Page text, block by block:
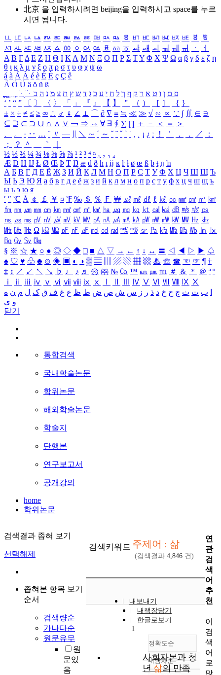
北京 을 입력하시려면 beijing을 입력하시고 space를 누르
시면 됩니다.
ㅥ ㅦ ㅧ ㅨ ㅩ ㅪ ㅫ ㅬ ㅭ ㅮ ㅯ ㅰ ㅱ ㅲ ㅳ ㅴ ㅵ ㅶ ㅷ ㅸ
ㅹ
ㅺ ㅻ ㅼ ㅽ ㅾ ㅿ ㆀ ㆁ ㆂ ㆃ ㆄ ㆅ ㆆ ㆇ ㆈ ㆉ ㆊ ㆋ ㆌ ㆍ
ㆎ
Α Β ΓΔ Ε Ζ Η Θ Ι ΚΛ Μ Ν Ξ Ο Π Ρ Σ ΤΥ Φ Χ Ψ Ω α β γ δ ε ζ η
θ ι κ λ μ ν ξ ο π ρ σ τ υ φ χ ψ ω
á à Á À é è É È ç Ç ê
Ä Ö Ü ä ö ü ß
ִֶֹ ֻּ ׁׂ פ ם ן ו ט א ר ק ף ך ל ח י ע כ ג ד ש ץ ת צ מ נ ה ב
‘ ’ “ ” 〔 〕 〈 〉 「 」 『 』 【 】 ＂ （ ） ［ ］ ｛ ｝
± × ÷ ≠ ≤ ≥ ∞ ∴ ♂ ♀ ∠ ⊥ ⌒ ∂ ∇ ≡ ≒ ≪ ≫ √ ∽ ∝ ∵ ∫ ∬ ∈ ∋
⊆ ⊇ ⊂ ⊃ ∪ ∩ ∧ ∨ ￢ ⇒ ⇔ ∀ ∃ ∮ ∑ ∏ ＋ － ＜ ＝
＞
、
。 · ‥ … ¨ 〃 ― ＼ ∼ ´ ～ ˇ ˘ ˝ ˚ ˙ ¸ ¡ ¿ ː ！ ＇ ， ． ／
：
；
？ ＾ ｀
½ ⅓ ⅔ ¼ ¾ ⅛ ⅜ ⅝ ⅞ ¹ ² ³ ⁴ ⁿ ₁ ₂ ₃ ₄
Æ Ð Ħ Ĳ Ł Ø Œ Þ Ŧ Ŋ æ đ ð ħ ı ĳ ĸ ŀ ł ø œ ß þ ŧ ŋ ŉ
А Б В Г Д Е Ё Ж З И Й К Л М Н О П Р С Т У Ф Х Ц Ч Ш Щ Ъ
Ы Ь Э Ю Я а б в г д е ё ж з и й к л м н о п р с т у ф х ц ч ш щ ъ
ы ь э ю я
′ ″ ℃ Å ￠ ￡ ￥ ¤ ℉ ‰ ＄ ％ Ｆ ￦ ㎕ ㎖ ㎗ ℓ ㎘ ㏄ ㎣ ㎤ ㎥ ㎦
㎙ ㎚ ㎛ ㎜ ㎝ ㎞ ㎟ ㎠ ㎡ ㎢ ㏊ ㎍ ㎎ ㎏ ㏏ ㎈ ㎉ ㏈ ㎧ ㎨ ㎰
㎱ ㎲ ㎳ ㎴ ㎵ ㎶ ㎷ ㎸ ㎹ ㎀ ㎁ ㎂ ㎃ ㎄ ㎺ ㎻ ㎽ ㎾ ㎿ ㎐ ㎑
㎒ ㎓ ㎔ Ω ㏀ ㏁ ㎊ ㎋ ㎌ ㏖ ㏅ ㎭ ㎮ ㎯ ㏛ ㎩ ㎪ ㎫ ㎬ ㏝ ㏐
㏓
㏃ ㏉ ㏜ ㏆
§ ※ ☆ ★ ○ ● ◎ ◇ ◆ □ ■ △ ▽ → ← ↑ ↓ ↔ 〓 ◁ ◀ ▷ ▶ ♤
♠ ♡ ♥ ♧ ♣ ⊙ ◈ ▣ ◐ ◑ ▒ ▤ ▨ ▧ ▦ ▩ ♨ ☏ ☎ ☜ ☞ ¶ †
‡ ↕ ↗ ↙ ↖ ↘ ♭ ♩ ♪ ♬ ㉿ ㈜ № ㏇ ™ ㏂ ㏘ ℡ ＃ ＆ ＊ ＠ ª º
ⅰ
ⅱ ⅲ ⅳ ⅴ ⅵ ⅶ ⅷ ⅸ ⅹ Ⅳ Ⅴ Ⅵ Ⅶ Ⅷ Ⅸ Ⅹ
ب ت ث ج ح خ د ذ ر ز س ش ص ض ط ظ ع غ ف ق ک ل م ن ه
و ی
닫기
통합검색
국내학술논문
학위논문
해외학술논문
학술지
단행본
연구보고서
공개강의
home
학위논문
검색결과 좁혀 보기
선택해제
좁혀본 항목 보기
순서
검색량순
가나다순
원문유무
원
문있
음
검색키워드 주제어 : 삶
(검색결과 4,846 건)
내보내기
내책장담기
한글로보기
정확도순
정확도
내림차순
1
사회자본과 청
년 삶의 만족
연
관
검
색
어
추
천
이
검
색
어
로
많